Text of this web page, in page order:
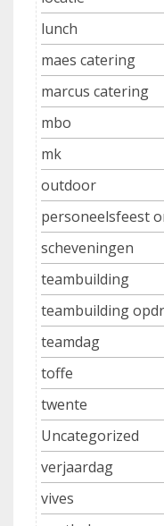
lunch
maes catering
marcus catering
mbo
mk
outdoor
personeelsfeest
scheveningen
teambuilding
teambuilding
teamdag
toffe
twente
Uncategorized
verjaardag
vives